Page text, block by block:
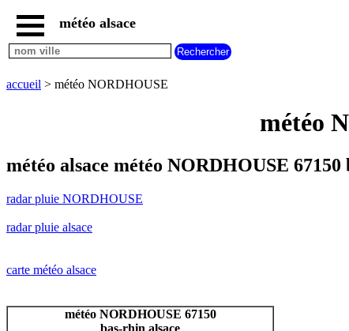
accueil
radar
NORDHOUSE
radar
pluie
carte
météo
france
villes
météo alsace
accueil > météo NORDHOUSE
météo
météo alsace météo NORDHOUSE 67150
radar pluie NORDHOUSE
radar pluie alsace
carte météo alsace
météo NORDHOUSE 67150
bas-rhin alsace